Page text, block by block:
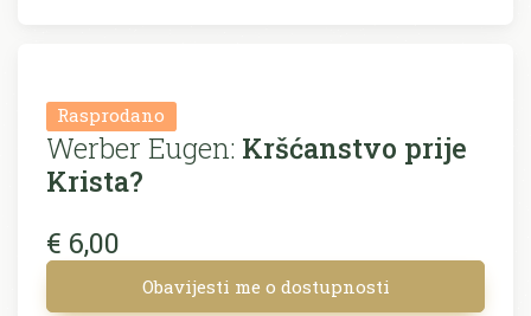
Rasprodano
Werber Eugen: Kršćanstvo prije
Krista?
€ 6,00
Obavijesti me o dostupnosti